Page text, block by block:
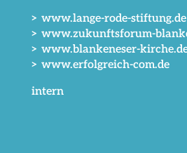
> www.lange-rode-stiftung.de
> www.zukunftsforum-
> www.blankeneser-
> www.erfolgreich-com.de
intern